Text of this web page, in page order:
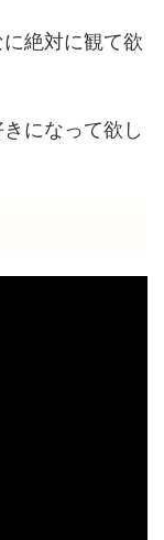
絶対に観て欲
になって欲し